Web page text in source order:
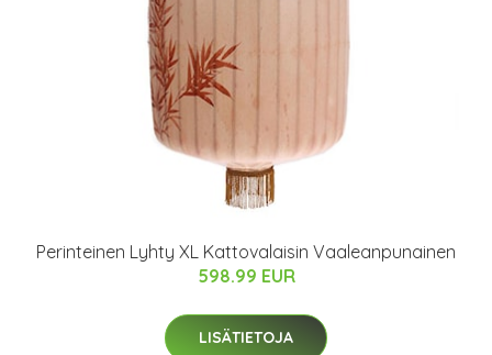
Perinteinen Lyhty XL Kattovalaisin Vaaleanpunainen
598.99 EUR
LISÄTIETOJA